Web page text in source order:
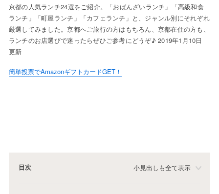
京都の人気ランチ24選をご紹介。「おばんざいランチ」「高級和食
ランチ」「町屋ランチ」「カフェランチ」と、ジャンル別にそれぞれ
厳選してみました。京都へご旅行の方はもちろん、京都在住の方も、
ランチのお店選びで迷ったらぜひご参考にどうぞ♪ 2019年1月10日
更新
簡単投票でAmazonギフトカードGET！
目次 小見出しも全て表示